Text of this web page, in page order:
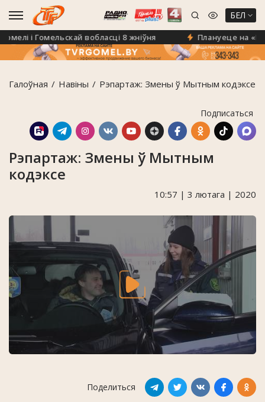
БЕЛ
і Гомельскай вобласці 8 жніўня Плануеце на «Кліч
Галоўная Навiны Рэпартаж: Змены ў Мытным кодэксе
Подписаться
Рэпартаж: Змены ў Мытным
кодэксе
10:57 | 3 лютага | 2020
Поделиться